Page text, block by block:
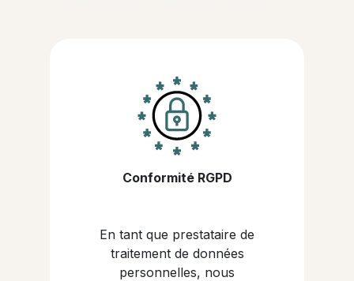
Conformité RGPD
En tant que prestataire de
traitement de données
personnelles, nous